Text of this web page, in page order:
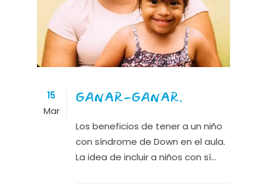
15
Mar
GANAR-GANAR.
Los beneficios de tener a un niño
con síndrome de Down en el aula.
La idea de incluir a niños con sí...